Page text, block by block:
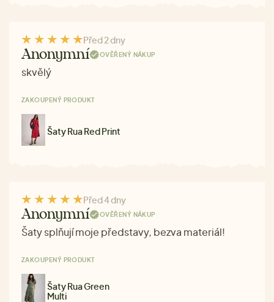
Před 2 dny
Anonymní OVĚŘENÝ NÁKUP
skvělý
ZAKOUPENÝ PRODUKT
Šaty Rua Red Print
Před 4 dny
Anonymní OVĚŘENÝ NÁKUP
Šaty splňují moje představy, bezva materiál!
ZAKOUPENÝ PRODUKT
Šaty Rua Green
Multi